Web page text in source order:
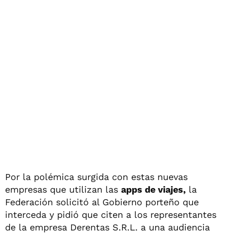
Por la polémica surgida con estas nuevas
empresas que utilizan las apps de viajes, la
Federación solicitó al Gobierno porteño que
interceda y pidió que citen a los representantes
de la empresa Derentas S.R.L. a una audiencia